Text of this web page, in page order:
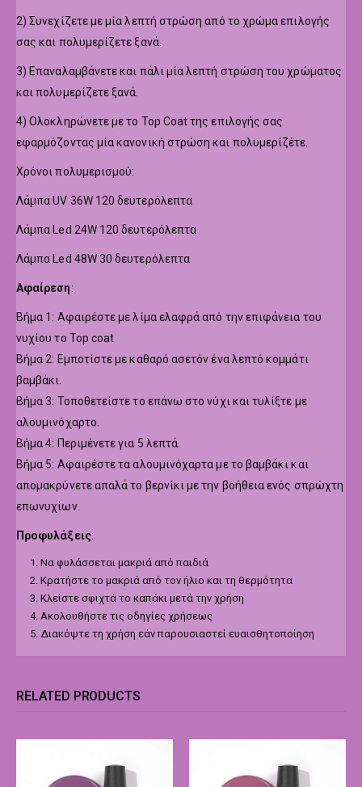
2) Συνεχίζετε με μία λεπτή στρώση από το χρώμα επιλογής
σας και πολυμερίζετε ξανά.
3) Επαναλαμβάνετε και πάλι μία λεπτή στρώση του χρώματος
και πολυμερίζετε ξανά.
4) Ολοκληρώνετε με το Top Coat της επιλογής σας
εφαρμόζοντας μία κανονική στρώση και πολυμερίζέτε.
Χρόνοι πολυμερισμού:
Λάμπα UV 36W 120 δευτερόλεπτα
Λάμπα Led 24W 120 δευτερόλεπτα
Λάμπα Led 48W 30 δευτερόλεπτα
Αφαίρεση:
Βήμα 1: Αφαιρέστε με λίμα ελαφρά από την επιφάνεια του
νυχίου το Top coat
Βήμα 2: Εμποτίστε με καθαρό ασετόν ένα λεπτό κομμάτι
βαμβάκι.
Βήμα 3: Τοποθετείστε το επάνω στο νύχι και τυλίξτε με
αλουμινόχαρτο.
Βήμα 4: Περιμένετε για 5 λεπτά.
Βήμα 5: Αφαιρέστε τα αλουμινόχαρτα με το βαμβάκι και
απομακρύνετε απαλά το βερνίκι με την βοήθεια ενός σπρώχτη
επωνυχίων.
Προφυλάξεις:
Να φυλάσσεται μακριά από παιδιά
Κρατήστε το μακριά από τον ήλιο και τη θερμότητα
Κλείστε σφιχτά το καπάκι μετά την χρήση
Ακολουθήστε τις οδηγίες χρήσεως
Διακόψτε τη χρήση εάν παρουσιαστεί ευαισθητοποίηση
RELATED PRODUCTS